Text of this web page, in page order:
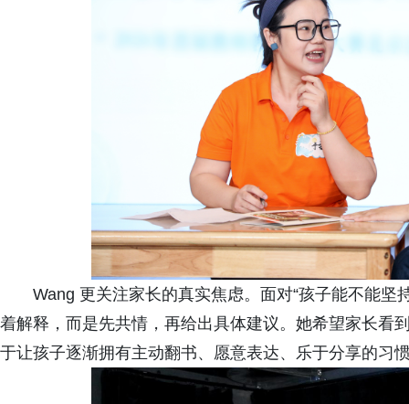
Wang 更关注家长的真实焦虑。面对“孩子能不能坚
着解释，而是先共情，再给出具体建议。她希望家长看
于让孩子逐渐拥有主动翻书、愿意表达、乐于分享的习